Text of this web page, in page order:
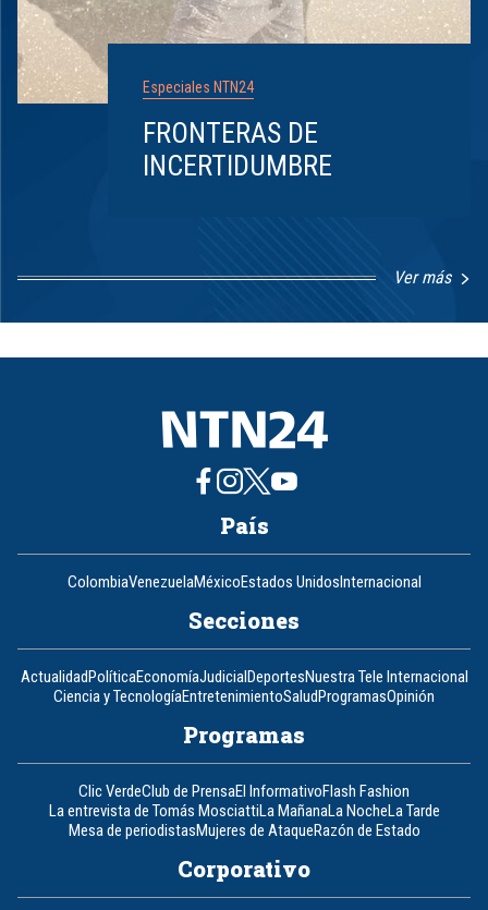
Especiales NTN24
FRONTERAS DE
INCERTIDUMBRE
Ver más
1
8
País
ColombiaVenezuelaMéxicoEstados UnidosInternacional
Secciones
ActualidadPolíticaEconomíaJudicialDeportesNuestra Tele Internacional
Ciencia y TecnologíaEntretenimientoSaludProgramasOpinión
Programas
Clic VerdeClub de PrensaEl InformativoFlash Fashion
La entrevista de Tomás MosciattiLa MañanaLa NocheLa Tarde
Mesa de periodistasMujeres de AtaqueRazón de Estado
Corporativo